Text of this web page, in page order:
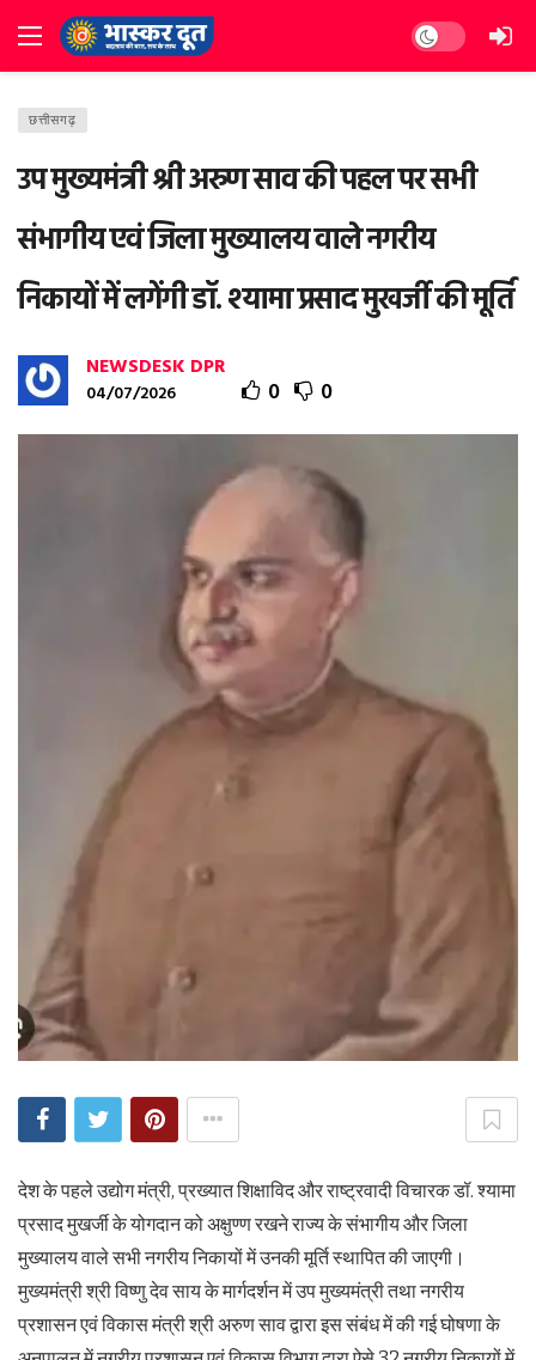
Dark mode
छत्तीसगढ़
उप मुख्यमंत्री श्री अरुण साव की पहल पर सभी
संभागीय एवं जिला मुख्यालय वाले नगरीय
निकायों में लगेंगी डॉ. श्यामा प्रसाद मुखर्जी की मूर्ति
NEWSDESK DPR
04/07/2026 0 0
देश के पहले उद्योग मंत्री, प्रख्यात शिक्षाविद और राष्ट्रवादी विचारक डॉ. श्यामा
प्रसाद मुखर्जी के योगदान को अक्षुण्ण रखने राज्य के संभागीय और जिला
मुख्यालय वाले सभी नगरीय निकायों में उनकी मूर्ति स्थापित की जाएगी।
मुख्यमंत्री श्री विष्णु देव साय के मार्गदर्शन में उप मुख्यमंत्री तथा नगरीय
प्रशासन एवं विकास मंत्री श्री अरुण साव द्वारा इस संबंध में की गई घोषणा के